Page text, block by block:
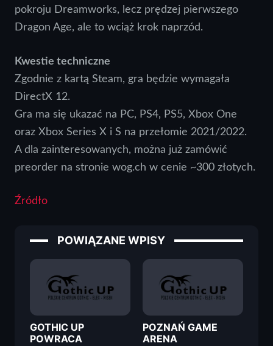
pokroju Dreamworks, lecz prędzej pierwszego
Dragon Age, ale to wciąż krok naprzód.
Kwestie techniczne
Zgodnie z kartą Steam, gra będzie wymagała
DirectX 12.
Gra ma się ukazać na PC, PS4, PS5, Xbox One
oraz Xbox Series X i S na przełomie 2021/2022.
A dla zainteresowanych, można już zamówić
preorder na stronie wog.ch w cenie ~300 złotych.
Źródło
POWIĄZANE WPISY
GOTHIC UP
POWRACA
POZNAŃ GAME
ARENA